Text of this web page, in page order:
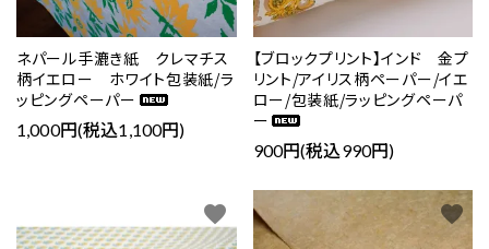
ネパール手漉き紙 クレマチス
柄イエロー ホワイト包装紙/ラ
ッピングペーパー
1,000円(税込1,100円)
【ブロックプリント】インド 金プ
リント/アイリス柄ペーパー/イエ
ロー/包装紙/ラッピングペーパ
ー
900円(税込990円)
favorite favorite